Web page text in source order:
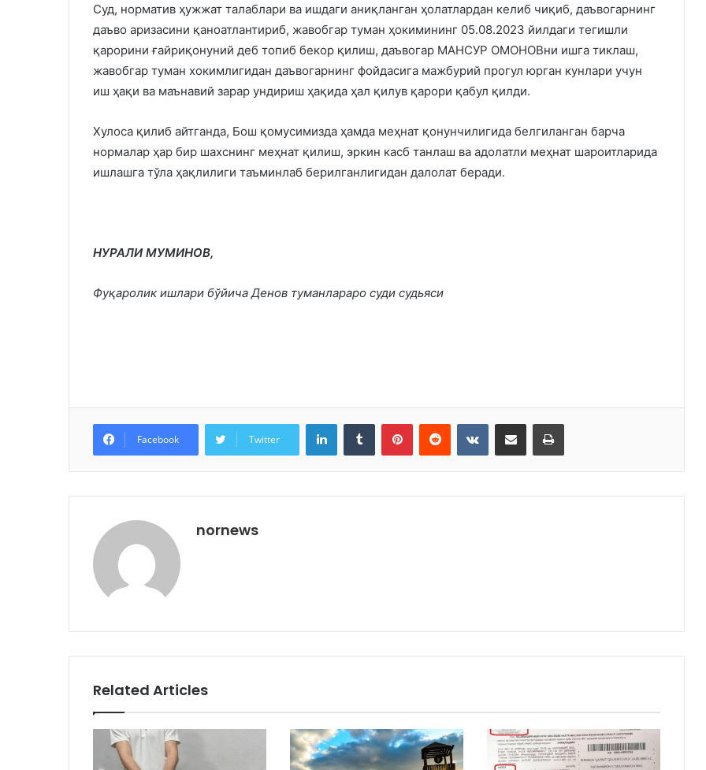
Суд, норматив ҳужжат талаблари ва ишдаги аниқланган ҳолатлардан келиб чиқиб, даъвогарнинг
даъво аризасини қаноатлантириб, жавобгар туман ҳокимининг 05.08.2023 йилдаги тегишли
қарорини ғайриқонуний деб топиб бекор қилиш, даъвогар МАНСУР ОМОНОВни ишга тиклаш,
жавобгар туман хокимлигидан даъвогарнинг фойдасига мажбурий прогул юрган кунлари учун
иш ҳақи ва маънавий зарар ундириш ҳақида ҳал қилув қарори қабул қилди.
Хулоса қилиб айтганда, Бош қомусимизда ҳамда меҳнат қонунчилигида белгиланган барча
нормалар ҳар бир шахснинг меҳнат қилиш, эркин касб танлаш ва адолатли меҳнат шароитларида
ишлашга тўла ҳақлилиги таъминлаб берилганлигидан далолат беради.
НУРАЛИ МУМИНОВ,
Фуқаролик ишлари бўйича Денов туманлараро суди судьяси
Facebook Twitter
LinkedInTumblr PinterestReddit VKontakteShare via Email Print
nornews
Related Articles